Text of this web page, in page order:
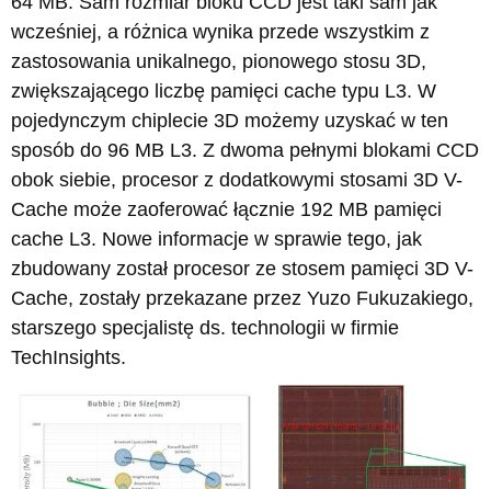
wcześniej, a różnica wynika przede wszystkim z
zastosowania unikalnego, pionowego stosu 3D,
zwiększającego liczbę pamięci cache typu L3. W
pojedynczym chiplecie 3D możemy uzyskać w ten
sposób do 96 MB L3. Z dwoma pełnymi blokami CCD
obok siebie, procesor z dodatkowymi stosami 3D V-
Cache może zaoferować łącznie 192 MB pamięci
cache L3. Nowe informacje w sprawie tego, jak
zbudowany został procesor ze stosem pamięci 3D V-
Cache, zostały przekazane przez Yuzo Fukuzakiego,
starszego specjalistę ds. technologii w firmie
TechInsights.